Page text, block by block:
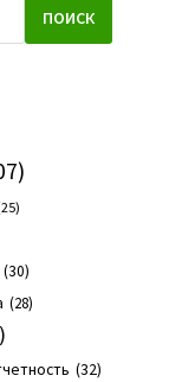
ПОИСК
(30)
(28)
(32)